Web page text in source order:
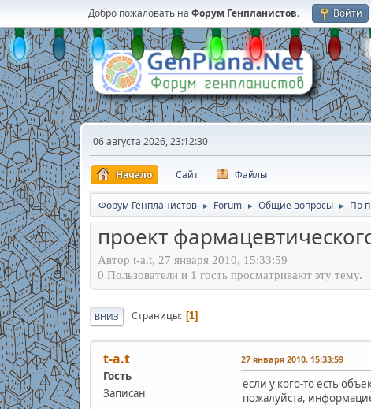
Добро пожаловать на Форум Генпланистов. Войти
06 августа 2026, 23:12:30
Начало Сайт Файлы
Форум Генпланистов ► Forum ► Общие вопросы ► По
проект
Автор t-a.t, 27 января 2010, 15:33:59
0 Пользователи и 1 гость просматривают эту тему.
ВНИЗ Страницы 1
t-a.t
Гость
Записан
27 января 2010, 15:33:59
если у кого-то есть
пожалуйста,